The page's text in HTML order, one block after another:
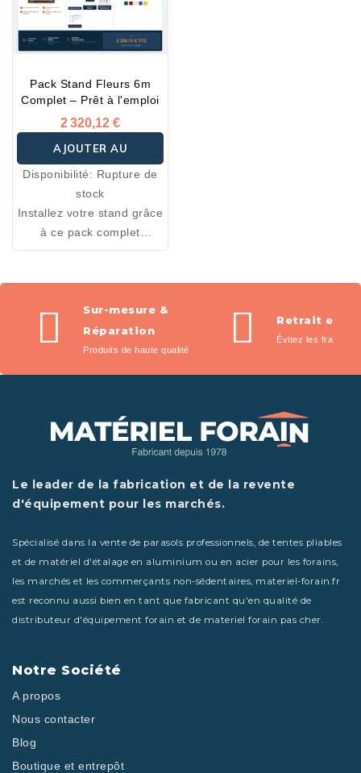
démarrer votre activité
immédiatement.
Pack Stand Fleurs 6m
Complet – Prêt à l'emploi
2 320,12 €
AJOUTER AU
PANIER
Disponibilité: Rupture de
stock
Installez votre stand grâce
à ce pack complet
spécialement conçu pour
Tous les équipements
essentiels sont inclus pour
démarrer votre activité
Sur-mesure &
Réparation
Produits de haute qualité
Retrait en
Évitez les frais de
Le leader de la fabrication et de la revente
d'équipement pour les marchés.
Spécialisé dans la vente de parasols professionnels, de tentes pliables
et de matériel d'étalage en aluminium ou en acier pour les forains,
les marchés et les commerçants non-sédentaires, materiel-forain.fr
est reconnu aussi bien en tant que fabricant qu'en qualité de
distributeur d'équipement forain et de materiel forain pas cher.
Notre Société
A propos
Nous contacter
Blog
Boutique et entrepôt